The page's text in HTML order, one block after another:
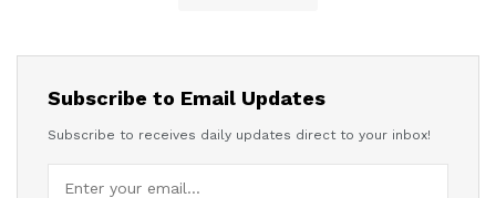
Subscribe to Email Updates
Subscribe to receives daily updates direct to your inbox!